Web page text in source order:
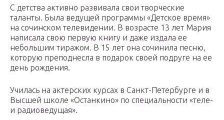
С детства активно развивала свои творческие
таланты. Была ведущей программы «Детское время»
на сочинском телевидении. В возрасте 13 лет Мария
написала свою первую книгу и даже издала ее
небольшим тиражом. В 15 лет она сочинила песню,
которую преподнесла в подарок своей подруге на ее
день рождения.
Училась на актерских курсах в Санкт-Петербурге и в
Высшей школе «Останкино» по специальности «теле-
и радиоведущая».